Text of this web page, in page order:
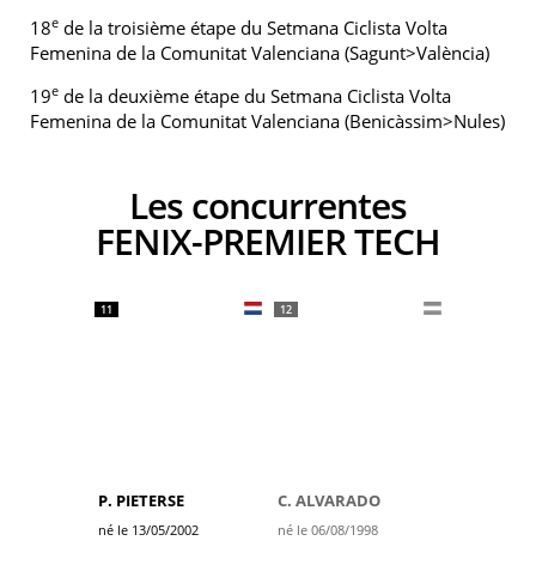
18e de la troisième étape du Setmana Ciclista Volta
Femenina de la Comunitat Valenciana (Sagunt>València)
19e de la deuxième étape du Setmana Ciclista Volta
Femenina de la Comunitat Valenciana (Benicàssim>Nules)
Les concurrentes
FENIX-PREMIER TECH
11
P. PIETERSE
né le 13/05/2002
12
C. ALVARADO
né le 06/08/1998